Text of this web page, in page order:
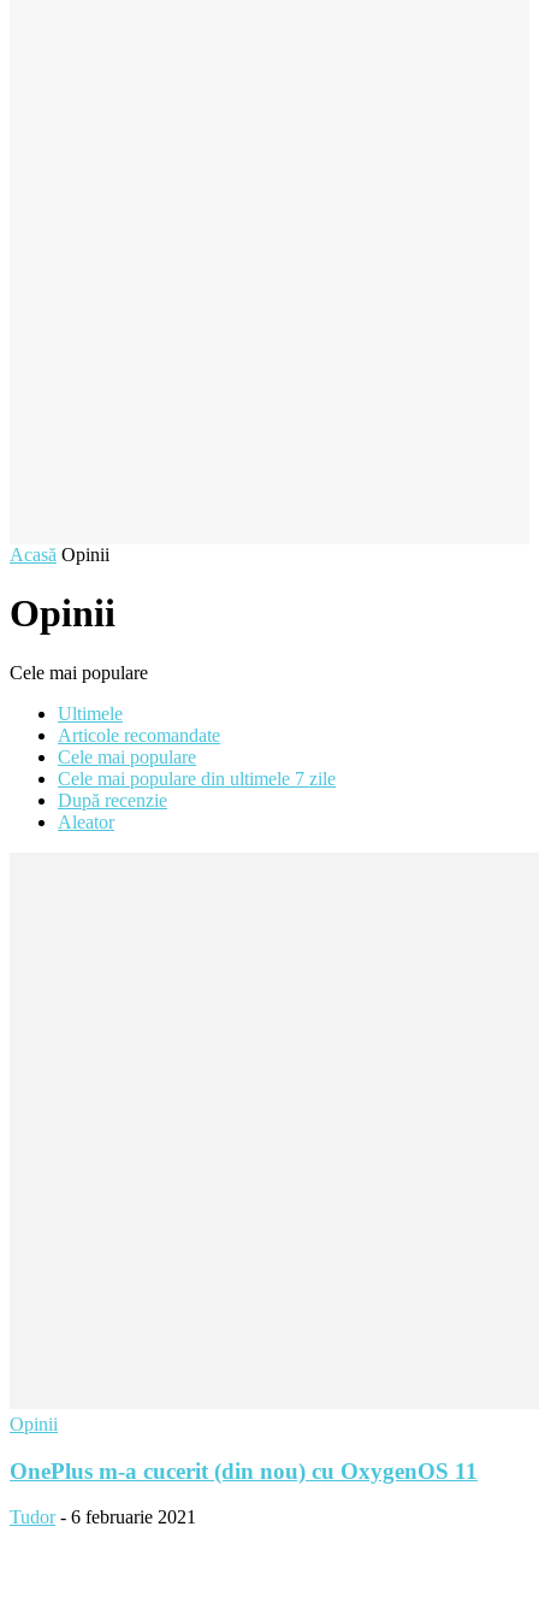
Acasă Opinii
Opinii
Cele mai populare
Ultimele
Articole recomandate
Cele mai populare
Cele mai populare din ultimele 7 zile
După recenzie
Aleator
Opinii
OnePlus m-a cucerit (din nou) cu OxygenOS 11
Tudor - 6 februarie 2021